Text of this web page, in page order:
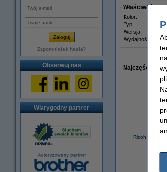
Zapomniałeś hasła?
Obserwuj nas
Wiarygodny partner
Właściwości
Kolor:
Typ:
Wersja:
Wydajność:
Najczęściej
Ricoh GC-21C